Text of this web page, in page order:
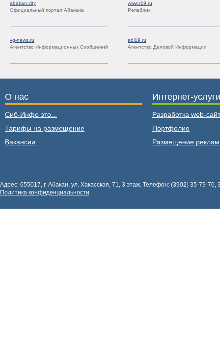
abakan.city
Официальный портал Абакана
www.r19.ru
Репаблик
vg-news.ru
Агентство Информационных Сообщений
adi19.ru
Агентство Деловой Информации
О нас
Сиб-Инфо это...
Тарифы на размещение
Вакансии
Интернет-услуги
Разработка web-
Портфолио
Размещение
Адрес: 655017, г. Абакан, ул. Хакасская, 71, 3 этаж. Телефон: (3902) 35-79-
Политика конфиденциальности